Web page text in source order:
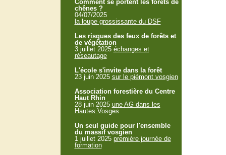
Comment se portent les forêts de
chênes ?
04/07/2025
la loupe grossissante du DSF
Les risques des feux de forêts et
de végétation
3 juillet 2025 échanges et
réseautage
L'école s'invite dans la forêt
23 juin 2025 sur le piémont vosgien
Association forestière du Centre
Haut Rhin
28 juin 2025 une AG dans les
Hautes Vosges
Un seul guide pour l'ensemble
du massif vosgien
1 juillet 2025 première journée de
formation